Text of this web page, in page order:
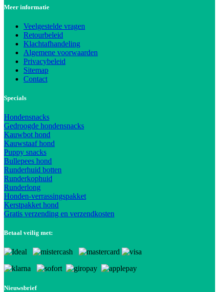
Meer informatie
Veelgestelde vragen
Retourbeleid
Klachtafhandeling
Algemene voorwaarden
Privacybeleid
Sitemap
Contact
Specials
Hondensnacks
Gedroogde hondensnacks
Kauwbot hond
Kauwstaaf hond
Puppy snacks
Bullepees hond
Runderhuid botten
Runderkophuid
Runderlong
Honden-verrassingspakket
Kerstpakket hond
Gratis verzending en verzendkosten
Betaal veilig met:
Nieuwsbrief